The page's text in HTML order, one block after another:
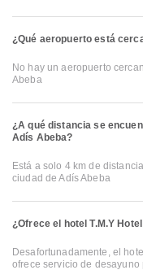
¿Qué aeropuerto está
No hay un aeropuerto
Abeba
¿A qué distancia se
Adís Abeba?
Está a solo 4 km de
ciudad de Adís Abeba
¿Ofrece el hotel T.M.Y
Desafortunadamente, el
ofrece servicio de desayuno